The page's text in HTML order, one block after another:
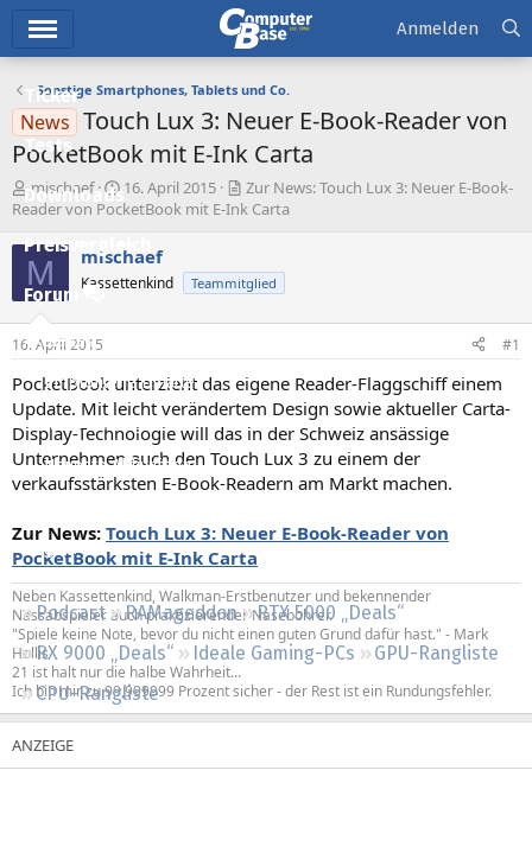
Ticker
Tests
Downloads
Preisvergleich
Forum
Aktuelles
Empfohlene Inhalte
Neue Beiträge
Neueste Aktivitäten
Regeln
Podcast RAMageddon
RTX 5000 „Deals“
RX 9000 „Deals“
Ideale Gaming-PCs
GPU-Rangliste
CPU-Rangliste
Anmelden
Sonstige Smartphones, Tablets und Co.
News Touch Lux 3: Neuer E-Book-Reader von
PocketBook mit E-Ink Carta
E
r
t
e
l
r
mischaef
E
r
t
l
a
m
16. April 2015
Zur News: Touch Lux 3: Neuer E-Book-
Reader von PocketBook mit E-Ink Carta
M mischaef
Kassettenkind Teammitglied
16. April 2015 #1
PocketBook unterzieht das eigene Reader-Flaggschiff einem
Update. Mit leicht verändertem Design sowie aktueller Carta-
Display-Technologie will das in der Schweiz ansässige
Unternehmen auch den Touch Lux 3 zu einem der
verkaufsstärksten E-Book-Readern am Markt machen.
Zur News: Touch Lux 3: Neuer E-Book-Reader von
PocketBook mit E-Ink Carta
Neben Kassettenkind, Walkman-Erstbenutzer und bekennender
Nassabspieler auch praktizierender Nasebohrer.
"Spiele keine Note, bevor du nicht einen guten Grund dafür hast." - Mark
Hollis
21 ist halt nur die halbe Wahrheit...
Ich bin mir zu 99,999999 Prozent sicher - der Rest ist ein Rundungsfehler.